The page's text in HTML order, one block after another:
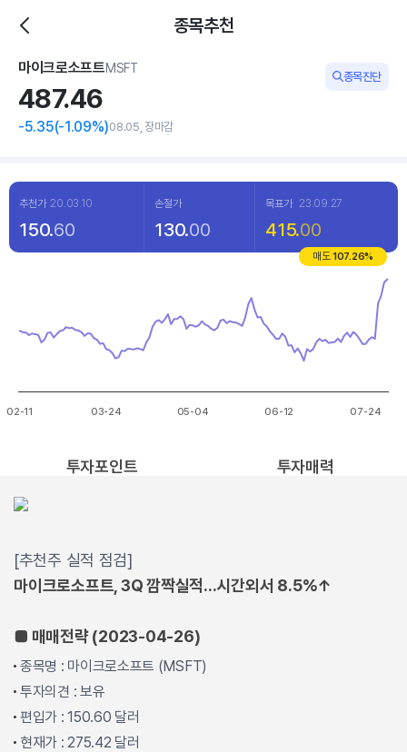
종목추천
마이크로소프트MSFT
종목진단
487.46
-5.35(-1.09%)08.05, 장마감
추천가 20.03.10 손절가 목표가 23.09.27
150.60 130.00 415.00
매도 107.26%
The chart has 1 X axis displaying categories.
The chart has 1 Y axis displaying values. Data ranges from
02-11 03-24 05-04 06-12 07-24
투자포인트 투자매력
[추천주 실적 점검]
마이크로소프트, 3Q 깜짝실적...시간외서 8.5%↑
■ 매매전략 (2023-04-26)
종목명 : 마이크로소프트 (MSFT)
투자의견 : 보유
편입가 : 150.60 달러
현재가 : 275.42 달러